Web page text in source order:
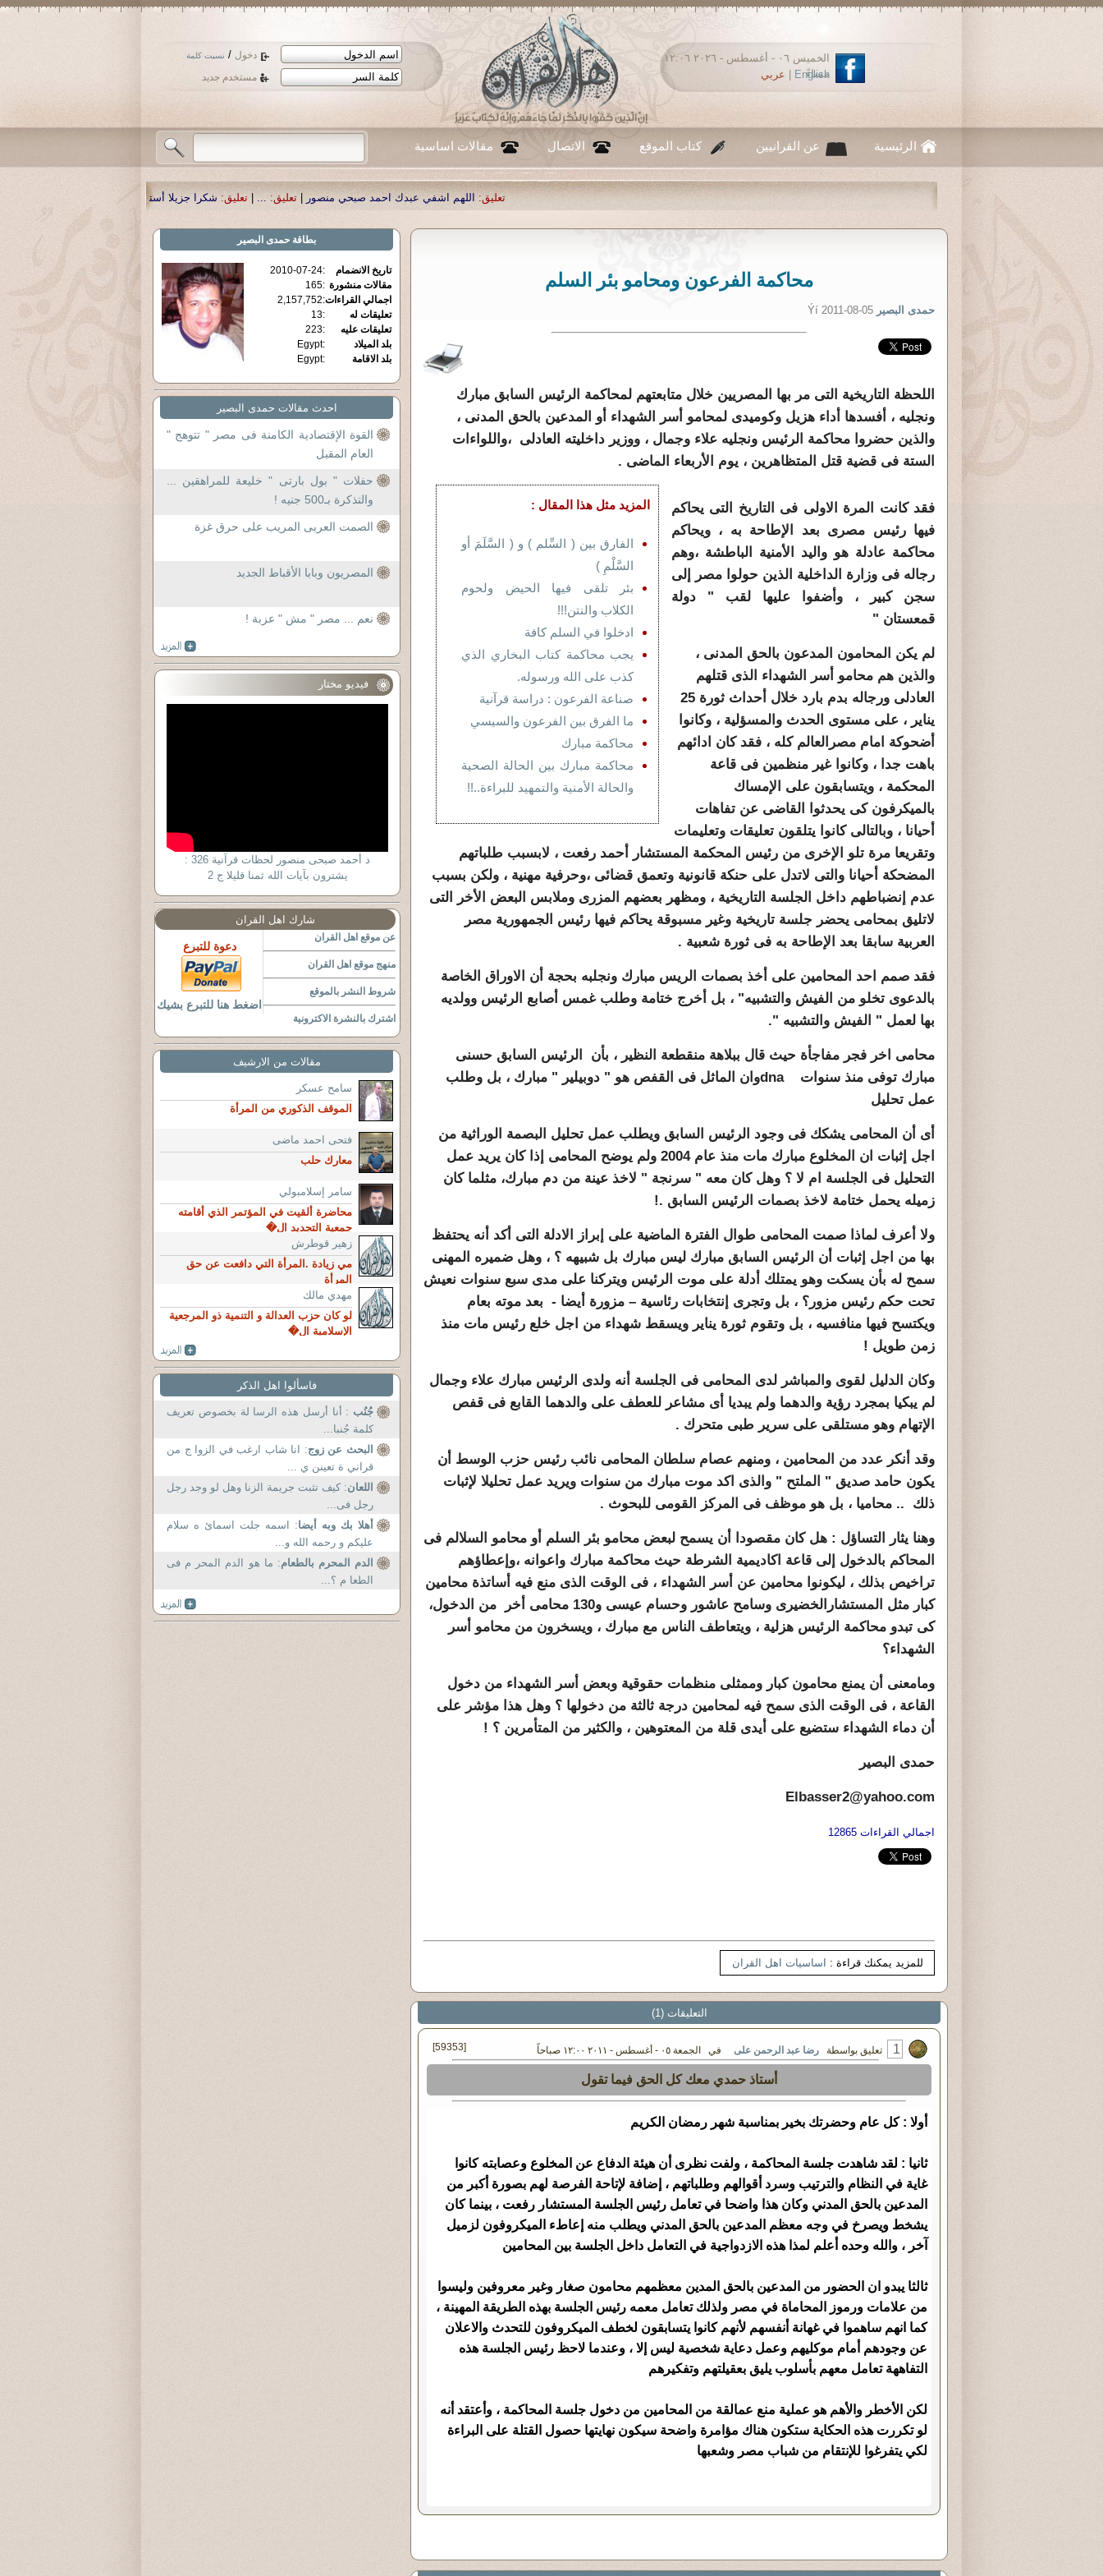
دخول / نسيت كلمة
مستخدم جديد
الخميس ٠٦ - أغسطس - ٢٠٢٦ ١٢:٠٦
مساءً
English عربي
الرئيسية عن القرانيين كتاب الموقع الاتصال مقالات اساسية
اللهم اشفي عبدك احمد صبحي منصور|تعليق: ...
|تعليق: شكرا جزيلا أستاذ حمد الحمد .أكرمكم الله .
محاكمة الفرعون ومحامو بئر السلم
حمدى البصير Ýí 2011-08-05
اللحظة التاريخية التى مر بها المصريين خلال متابعتهم لمحاكمة الرئيس السابق مبارك
ونجليه ، أفسدها أداء هزيل وكوميدى لمحامو أسر الشهداء أو المدعين بالحق المدنى ،
والذين حضروا محاكمة الرئيس ونجليه علاء وجمال ، ووزير داخليته العادلى ،واللواءات
الستة فى قضية قتل المتظاهرين ، يوم الأربعاء الماضى .
المزيد مثل هذا المقال :
الفارق بين ( السِّلم ) و ( السَّلَمَ أو
السَّلْمِ )
بئر تلقى فيها الحيض ولحوم
الكلاب والنتن!!!
ادخلوا في السلم كافة
يجب محاكمة كتاب البخاري الذي
كذب على الله ورسوله.
صناعة الفرعون : دراسة قرآنية
ما الفرق بين الفرعون والسيسي
محاكمة مبارك
محاكمة مبارك بين الحالة الصحية
والحالة الأمنية والتمهيد للبراءة..!!
فقد كانت المرة الاولى فى التاريخ التى يحاكم
فيها رئيس مصرى بعد الإطاحة به ، ويحاكم
محاكمة عادلة هو واليد الأمنية الباطشة ،وهم
رجاله فى وزارة الداخلية الذين حولوا مصر إلى
سجن كبير ، وأضفوا عليها لقب " دولة
قمعستان "
لم يكن المحامون المدعون بالحق المدنى ،
والذين هم محامو أسر الشهداء الذى قتلهم
العادلى ورجاله بدم بارد خلال أحداث ثورة 25
يناير ، على مستوى الحدث والمسؤلية ، وكانوا
أضحوكة امام مصرالعالم كله ، فقد كان ادائهم
باهت جدا ، وكانوا غير منظمين فى قاعة
المحكمة ، ويتسابقون على الإمساك
بالميكرفون كى يحدثوا القاضى عن تفاهات
أحيانا ، وبالتالى كانوا يتلقون تعليقات وتعليمات
وتقريعا مرة تلو الإخرى من رئيس المحكمة المستشار أحمد رفعت ، لابسبب طلباتهم
المضحكة أحيانا والتى لاتدل على حنكة قانونية وتعمق قضائى ،وحرفية مهنية ، ولكن بسبب
عدم إنضباطهم داخل الجلسة التاريخية ، ومظهر بعضهم المزرى وملابس البعض الأخر التى
لاتليق بمحامى يحضر جلسة تاريخية وغير مسبوقة يحاكم فيها رئيس الجمهورية مصر
العربية سابقا بعد الإطاحة به فى ثورة شعبية .
فقد صمم احد المحامين على أخذ بصمات الريس مبارك ونجلبه بحجة أن الاوراق الخاصة
بالدعوى تخلو من الفيش والتشبيه" ، بل أخرج ختامة وطلب غمس أصابع الرئيس وولديه
بها لعمل " الفيش والتشبيه ".
محامى اخر فجر مفاجأة حيث قال ببلاهة منقطعة النظير ، بأن الرئيس السابق حسنى
مبارك توفى منذ سنوات
dnaوان الماثل فى القفص هو " دوبيلير " مبارك ، بل وطلب
عمل تحليل
أى أن المحامى يشكك فى وجود الرئيس السابق ويطلب عمل تحليل البصمة الوراثية من
اجل إثبات ان المخلوع مبارك مات منذ عام 2004 ولم يوضح المحامى إذا كان يريد عمل
التحليل فى الجلسة ام لا ؟ وهل كان معه " سرنجة " لاخذ عينة من دم مبارك، مثلما كان
زميله يحمل ختامة لاخذ بصمات الرئيس السابق .!
ولا أعرف لماذا صمت المحامى طوال الفترة الماضية على إبراز الادلة التى أكد أنه يحتفظ
بها من اجل إثبات أن الرئيس السابق مبارك ليس مبارك بل شبيهه ؟ ، وهل ضميره المهنى
سمح له بأن يسكت وهو يمتلك أدلة على موت الرئيس ويتركنا على مدى سبع سنوات نعيش
تحت حكم رئيس مزور؟ ، بل وتجرى إنتخابات رئاسية – مزورة أيضا - بعد موته بعام
ويكتسح فيها منافسيه ، بل وتقوم ثورة يناير ويسقط شهداء من اجل خلع رئيس مات منذ
زمن طويل !
وكان الدليل لقوى والمباشر لدى المحامى فى الجلسة أنه ولدى الرئيس مبارك علاء وجمال
لم يبكيا بمجرد رؤية والدهما ولم يبديا أى مشاعر للعطف على والدهما القابع فى قفص
الإتهام وهو مستلقى على سرير طبى متحرك .
وقد أنكر عدد من المحامين ، ومنهم عصام سلطان المحامى نائب رئيس حزب الوسط أن
يكون حامد صديق " الملتح " والذى اكد موت مبارك من سنوات ويريد عمل تحليلا لإثبات
ذلك .. محاميا ، بل هو موظف فى المركز القومى للبحوث .
وهنا يثار التساؤل : هل كان مقصودا أن يسمح لبعض محامو بئر السلم أو محامو السلالم فى
المحاكم بالدخول إلى قاعة اكاديمية الشرطة حيث محاكمة مبارك واعوانه ،وإعطاؤهم
تراخيص بذلك ، ليكونوا محامين عن أسر الشهداء ، فى الوقت الذى منع فيه أساتذة محامين
كبار مثل المستشارالخضيرى وسامح عاشور وحسام عيسى و130 محامى أخر من الدخول،
كى تبدو محاكمة الرئيس هزلية ، ويتعاطف الناس مع مبارك ، ويسخرون من محامو أسر
الشهداء؟
ومامعنى أن يمنع محامون كبار وممثلى منظمات حقوقية وبعض أسر الشهداء من دخول
القاعة ، فى الوقت الذى سمح فيه لمحامين درجة ثالثة من دخولها ؟ وهل هذا مؤشر على
أن دماء الشهداء ستضيع على أيدى قلة من المعتوهين ، والكثير من المتأمرين ؟ !
حمدى البصير
Elbasser2@yahoo.com
اجمالي القراءات 12865
للمزيد يمكنك قراءة : اساسيات اهل القران
التعليقات (1)
1 تعليق بواسطة رضا عبد الرحمن على في الجمعة ٠٥ - أغسطس - ٢٠١١ ١٢:٠٠ صباحاً [59353]
أستاذ حمدي معك كل الحق فيما تقول
أولا : كل عام وحضرتك بخير بمناسبة شهر رمضان الكريم
ثانيا : لقد شاهدت جلسة المحاكمة ، ولفت نظرى أن هيئة الدفاع عن المخلوع وعصابته كانوا
غاية في النظام والترتيب وسرد أقوالهم وطلباتهم ، إضافة لإتاحة الفرصة لهم بصورة أكبر من
المدعين بالحق المدني وكان هذا واضحا في تعامل رئيس الجلسة المستشار رفعت ، بينما كان
يشخط ويصرخ في وجه معظم المدعين بالحق المدني ويطلب منه إعاطء الميكروفون لزميل
آخر ، والله وحده أعلم لمذا هذه الازدواجية في التعامل داخل الجلسة بين المحامين
ثالثا يبدو ان الحضور من المدعين بالحق المدين معظمهم محامون صغار وغير معروفين وليسوا
من علامات ورموز المحاماة في مصر ولذلك تعامل معمه رئيس الجلسة بهذه الطريقة المهينة ،
كما انهم ساهموا في غهانة أنفسهم لأنهم كانوا يتسابقون لخطف الميكروفون للتحدث والاعلان
عن وجودهم أمام موكليهم وعمل دعاية شخصية ليس إلا ، وعندما لاحظ رئيس الجلسة هذه
التفاههة تعامل معهم بأسلوب يليق بعقيلتهم وتفكيرهم
لكن الأخطر والأهم هو عملية منع عمالقة من المحامين من دخول جلسة المحاكمة ، وأعتقد أنه
لو تكررت هذه الحكاية ستكون هناك مؤامرة واضحة سيكون نهايتها حصول القتلة على البراءة
لكي يتفرغوا للإنتقام من شباب مصر وشعبها
بطاقة حمدى البصير
تاريخ الانضمام :
2010-07-24
مقالات منشورة :
165
اجمالي القراءات:
2,157,752
تعليقات له
:
13
تعليقات عليه
:
223
بلد الميلاد
:
Egypt
بلد الاقامة
:
Egypt
احدث مقالات حمدى البصير
القوة الإقتصادية الكامنة فى مصر " تتوهج "
العام المقبل
حفلات " بول بارتى " خليعة للمراهقين ...
والتذكرة بـ500 جنيه !
الصمت العربى المريب على حرق غزة
المصريون وبابا الأقباط الجديد
نعم ... مصر " مش " عزبة !
فيديو مختار
د أحمد صبحى منصور لحظات قرآنية 326 :
يشترون بآيات الله ثمنا قليلا ج 2
شارك اهل القران
عن موقع اهل القران
منهج موقع اهل القران
شروط النشر بالموقع
اشترك بالنشرة الاكترونية
دعوة للتبرع
اضغط هنا للتبرع بشيك
مقالات من الارشيف
سامح عسكر
الموقف الذكوري من المرأة
فتحى احمد ماضى
معارك حلب
سامر إسلامبولي
محاضرة ألقيت في المؤتمر الذي أقامته
جمعية التجديد ال�
زهير قوطرش
مي زيادة .المرأة التي دافعت عن حق
المرأة
مهدي مالك
لو كان حزب العدالة و التنمية ذو المرجعية
الإسلامية ال�
فاسألوا اهل الذكر
جُنُب : أنا أرسل هذه الرسا لة بخصوص تعريف
كلمة جُنبا...
البحث عن زوج: انا شاب ارغب في الزوا ج من
قراني ة تعينن ي ...
اللعان: كيف تثبت جريمة الزنا وهل لو وجد رجل
رجل فى...
أهلا بك وبه أيضا: اسمه جلت اسمائ ه سلام
عليکم و رحمه الله و...
الدم المحرم بالطعام: ما هو الدم المحر م فى
الطعا م ؟...